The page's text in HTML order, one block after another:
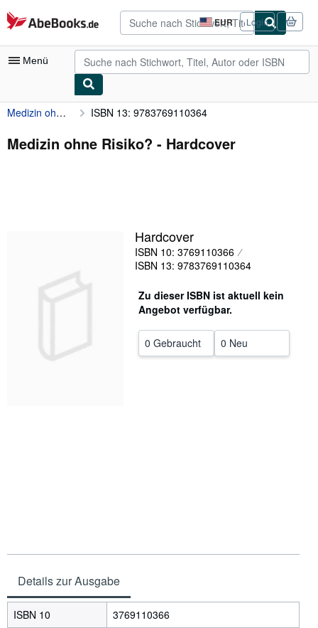
Zum Hauptinhalt
AbeBooks.de EUR
Seite
der
Einkaufseinstellungen.
Login
Menü
Nutzerkonto
Meine Bestellungen
Verkäufer werden
SCHLIESSEN
Medizin ohne Risiko? ISBN 13: 9783769110364
Medizin ohne Risiko? - Hardcover
Hardcover
ISBN 10: 3769110366
ISBN 13: 9783769110364
Zu dieser ISBN ist aktuell kein
Angebot verfügbar.
0 Gebraucht 0 Neu
Details zur Ausgabe
ISBN 10
3769110366